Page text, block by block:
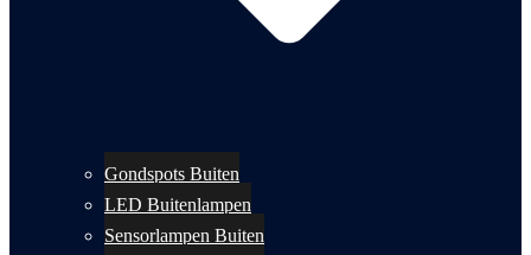
Gondspots Buiten
LED Buitenlampen
Sensorlampen Buiten